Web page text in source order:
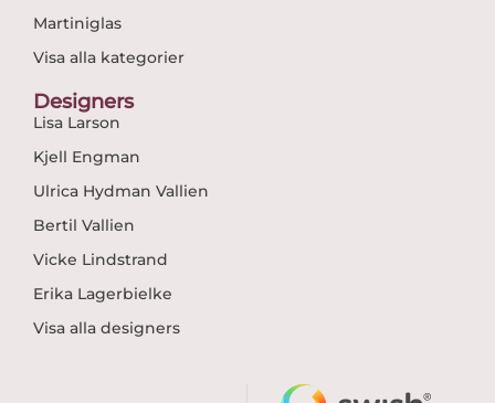
Martiniglas
Visa alla kategorier
Designers
Lisa Larson
Kjell Engman
Ulrica Hydman Vallien
Bertil Vallien
Vicke Lindstrand
Erika Lagerbielke
Visa alla designers